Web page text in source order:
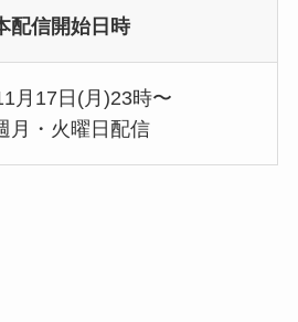
配信開始日時
月17日(月)23時〜
月・火曜日配信